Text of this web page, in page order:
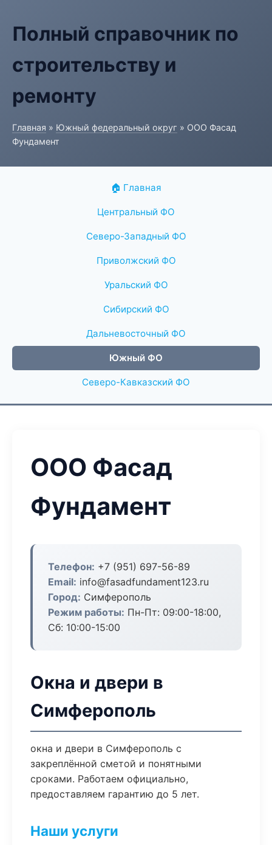
Полный справочник по
строительству и
ремонту
Главная » Южный федеральный округ » ООО Фасад
Фундамент
🏠 Главная
Центральный ФО
Северо-Западный ФО
Приволжский ФО
Уральский ФО
Сибирский ФО
Дальневосточный ФО
Южный ФО
Северо-Кавказский ФО
ООО Фасад
Фундамент
Телефон: +7 (951) 697-56-89
Email: info@fasadfundament123.ru
Город: Симферополь
Режим работы: Пн-Пт: 09:00-18:00,
Сб: 10:00-15:00
Окна и двери в
Симферополь
окна и двери в Симферополь с
закреплённой сметой и понятными
сроками. Работаем официально,
предоставляем гарантию до 5 лет.
Наши услуги